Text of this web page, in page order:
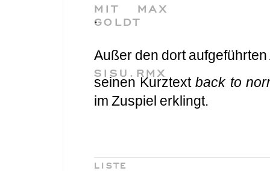
MIT MAX
GOLDT
.
Außer den dort
SISU.RMX
seinen Kurztextback to
im Zuspiel erklingt.
LISTE